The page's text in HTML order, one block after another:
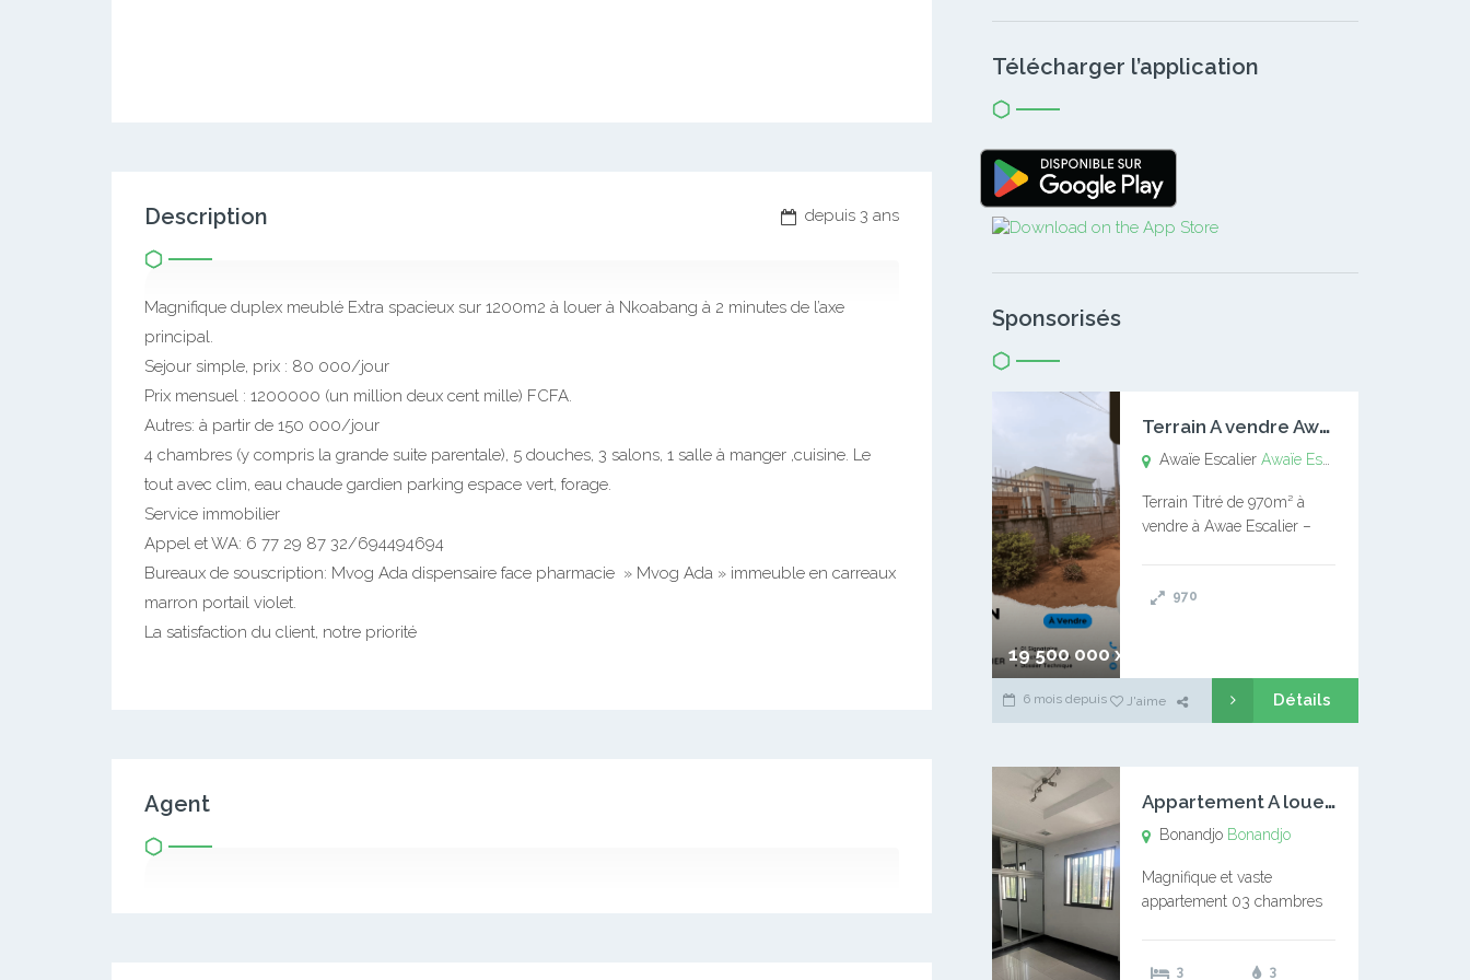
depuis 3 ans
Description
Magnifique duplex meublé Extra spacieux sur 1200m2 à louer à Nkoabang à 2 minutes de l’axe
principal.
Sejour simple, prix : 80 000/jour
Prix mensuel : 1200000 (un million deux cent mille) FCFA.
Autres: à partir de 150 000/jour
4 chambres (y compris la grande suite parentale), 5 douches, 3 salons, 1 salle à manger ,cuisine. Le
tout avec clim, eau chaude gardien parking espace vert, forage.
Service immobilier
Appel et WA: 6 77 29 87 32/694494694
Bureaux de souscription: Mvog Ada dispensaire face pharmacie » Mvog Ada » immeuble en carreaux
marron portail violet.
La satisfaction du client, notre priorité
Agent
Télécharger l’application
Sponsorisés
19 500 000 xaf
T
errain A vendre Awaïe Escalier
Awaïe EscalierAwaïe Escalier
Terrain Titré de 970m² à
vendre à Awae Escalier –
l’Université Catholique –
970
6 mois depuis J'aime Détails
A
ppartement A louer Bonandjo
Bonandjo Bonandjo
Magnifique et vaste
appartement 03 chambres
douches 01 vaste salon 01
3
3